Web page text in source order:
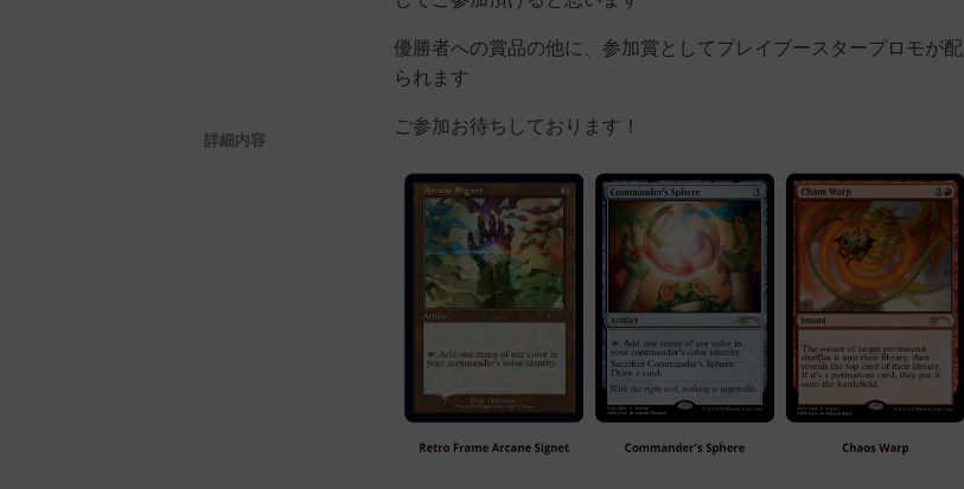
詳細内容
優勝者への賞品の他に、参加賞としてプレイブースタープロモが配
られます
ご参加お待ちしております！